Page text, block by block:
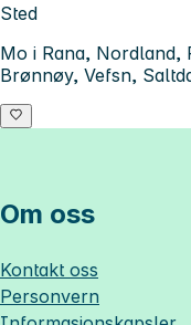
Sted
Mo i Rana, Nordland,
Brønnøy, Vefsn,
Om oss
Kontakt oss
Personvern